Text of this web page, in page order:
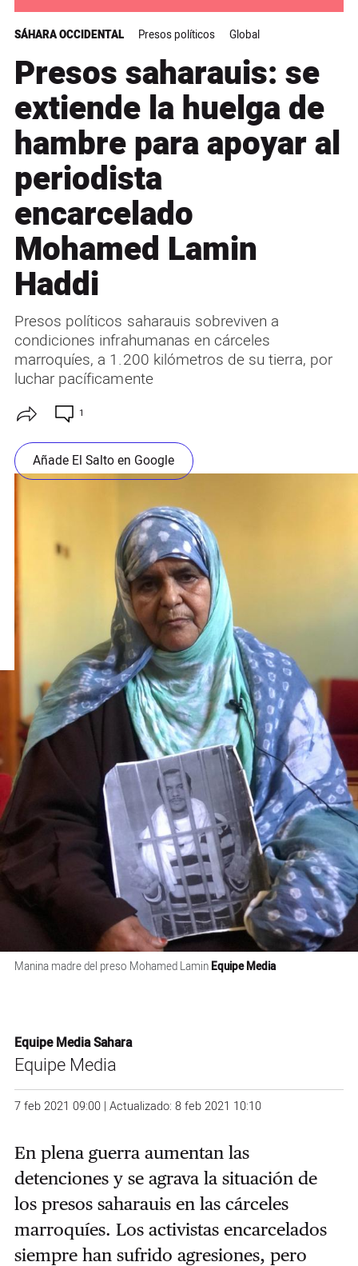
SÁHARA OCCIDENTAL Presos políticos Global
Presos saharauis: se
extiende la huelga de
hambre para apoyar al
periodista
encarcelado
Mohamed Lamin
Haddi
Presos políticos saharauis sobreviven a
condiciones infrahumanas en cárceles
marroquíes, a 1.200 kilómetros de su tierra, por
luchar pacíficamente
1
Añade El Salto en Google
Manina madre del preso Mohamed Lamin Equipe Media
Equipe Media Sahara
Equipe Media
7 feb 2021 09:00 | Actualizado: 8 feb 2021 10:10
En plena guerra aumentan las
detenciones y se agrava la situación de
los presos saharauis en las cárceles
marroquíes. Los activistas encarcelados
siempre han sufrido agresiones, pero